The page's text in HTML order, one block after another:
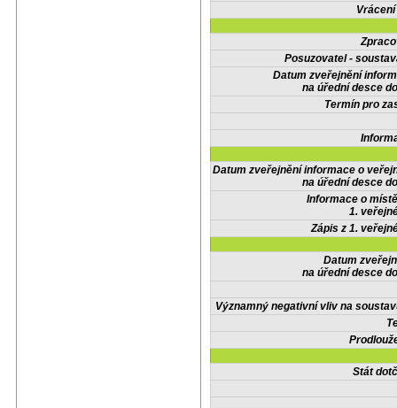
Posuzovatel -
Datum zveřejnění
na úřední desce
Termín pro
Datum zveřejnění informace o
na úřední desce
Informace o
1.
Zápis z 1.
Datum
na úřední desce
Významný negativní vliv na
Stát